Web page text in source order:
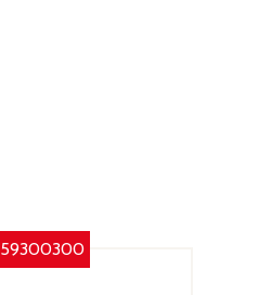
59300300